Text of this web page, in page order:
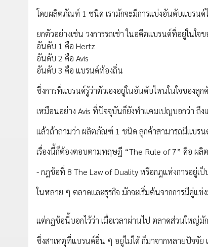
โดยผลิตภัณฑ์ 1 ชนิด เรามักจะมีการแบ่งอันดับแบรน
ยกตัวอย่างเช่น วงการรถเช่า ในอดีตแบรนด์ที่อยู่ในใจข
อันดับ 1 คือ Hertz
อันดับ 2 คือ Avis
อันดับ 3 คือ แบรนด์ท้องถิ่น
ซึ่งการที่แบรนด์รู้ว่าตัวเองอยู่ในอันดับไหนในใจของลู
เหมือนอย่าง Avis ที่ปัจจุบันก็ยังทำแคมเปญบอกว่า ถึ
แล้วถ้าถามว่า ผลิตภัณฑ์ 1 ชนิด ลูกค้าสามารถมีแบรน
เรื่องนี้ก็ต้องตอบตามทฤษฎี “The Rule of 7” คือ ผ
- กฎข้อที่ 8 The Law of Duality หรือกฎแห่งการอยู่เป็
ในหลาย ๆ ตลาดและธุรกิจ มักจะเริ่มต้นจากการมีคู่แ
แต่กฎข้อนี้บอกไว้ว่า เมื่อเวลาผ่านไป ตลาดส่วนใหญ่
ซึ่งสาเหตุที่แบรนด์อื่น ๆ อยู่ไม่ได้ ก็มาจากหลายปัจจัย